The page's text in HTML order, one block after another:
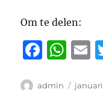
Om te delen:
F
c
W
at
E
Auteur
admin januari